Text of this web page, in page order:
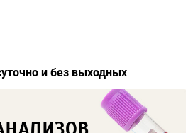
и без выходных